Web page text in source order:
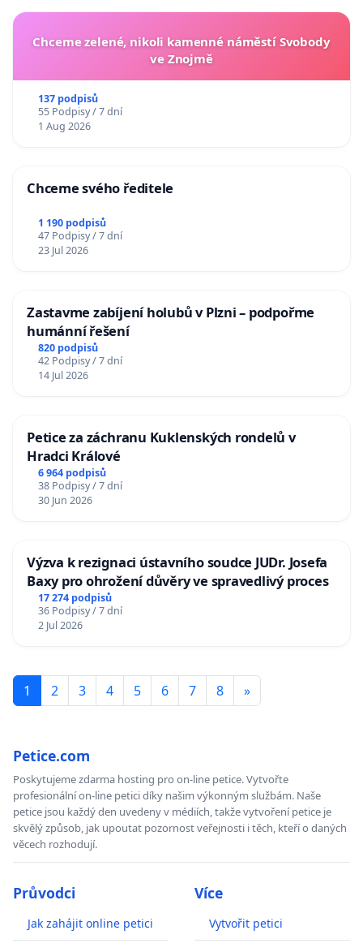
Chceme zelené, nikoli kamenné náměstí Svobody
ve Znojmě
137 podpisů
55 Podpisy / 7 dní
1 Aug 2026
Chceme svého ředitele
1 190 podpisů
47 Podpisy / 7 dní
23 Jul 2026
Zastavme zabíjení holubů v Plzni – podpořme
humánní řešení
820 podpisů
42 Podpisy / 7 dní
14 Jul 2026
Petice za záchranu Kuklenských rondelů v
Hradci Králové
6 964 podpisů
38 Podpisy / 7 dní
30 Jun 2026
Výzva k rezignaci ústavního soudce JUDr. Josefa
Baxy pro ohrožení důvěry ve spravedlivý proces
17 274 podpisů
36 Podpisy / 7 dní
2 Jul 2026
1 2 3 4 5 6 7 8 »
Petice.com
Poskytujeme zdarma hosting pro on-line petice. Vytvořte
profesionální on-line petici díky našim výkonným službám. Naše
petice jsou každý den uvedeny v médiích, takže vytvoření petice je
skvělý způsob, jak upoutat pozornost veřejnosti i těch, kteří o daných
věcech rozhodují.
Průvodci
Jak zahájit online petici
Více
Vytvořit petici